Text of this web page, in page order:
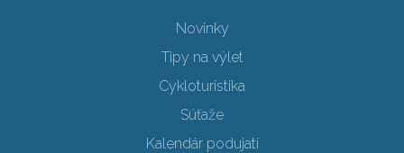
Novinky
Tipy na výlet
Cykloturistika
Súťaže
Kalendár podujatí